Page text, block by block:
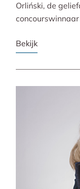
Orliński, de
programma’s
Bekijk